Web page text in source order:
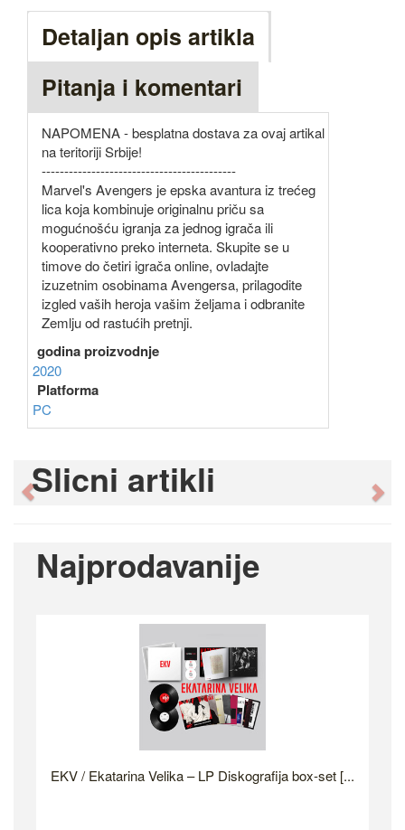
Detaljan opis artikla
Pitanja i komentari
NAPOMENA - besplatna dostava za ovaj artikal
na teritoriji Srbije!
-------------------------------------------
Marvel's Avengers je epska avantura iz trećeg
lica koja kombinuje originalnu priču sa
mogućnošću igranja za jednog igrača ili
kooperativno preko interneta. Skupite se u
timove do četiri igrača online, ovladajte
izuzetnim osobinama Avengersa, prilagodite
izgled vaših heroja vašim željama i odbranite
Zemlju od rastućih pretnji.
godina proizvodnje
2020
Platforma
PC
Slicni artikli
Previous
Najprodavanije
EKV / Ekatarina Velika – LP Diskografija box-set [...